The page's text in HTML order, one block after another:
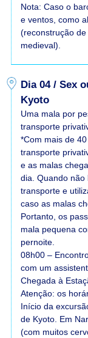
Nota: Caso o
e ventos, como
(reconstrução
medieval).
Dia 04 / Sex
Kyoto
Uma mala por
transporte
*Com mais de
transporte
e as malas
dia. Quando não
transporte e
caso as malas
Portanto, os
mala pequena
pernoite.
08h00 –
com um
Chegada à
Atenção: os
Início da
de Kyoto. Em
(com muitos